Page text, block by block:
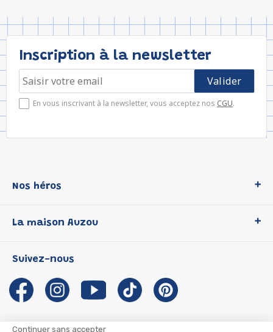
Continuer sans accepter
Inscription à la newsletter
En vous inscrivant à la newsletter, vous acceptez nos CGU.
Nos héros
P'tit Loup
Les Influenceuses
Migali
Petite Taupe
La maison Auzou
Notre histoire
Auzou s'engage
Auteurs et illustrateurs Auzou
Suivez-nous